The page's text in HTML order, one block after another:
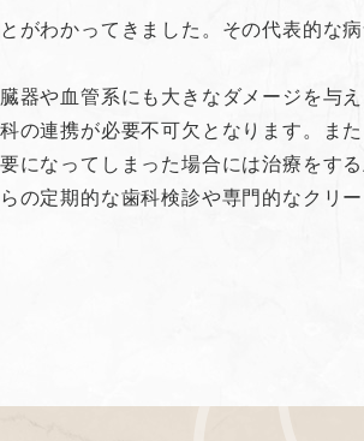
がわかってきました。その代表的な
器や血管系にも大きなダメージを与
の連携が必要不可欠となります。ま
になってしまった場合には治療をす
の定期的な歯科検診や専門的なクリ